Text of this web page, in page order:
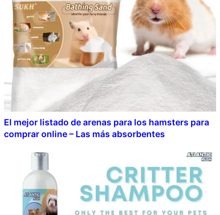
El mejor listado de arenas para los hamsters para
comprar online – Las más absorbentes